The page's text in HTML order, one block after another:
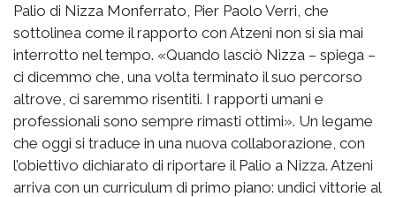
Palio di Nizza Monferrato, Pier Paolo Verri, che
sottolinea come il rapporto con Atzeni non si sia mai
interrotto nel tempo. «Quando lasciò Nizza – spiega –
ci dicemmo che, una volta terminato il suo percorso
altrove, ci saremmo risentiti. I rapporti umani e
professionali sono sempre rimasti ottimi». Un legame
che oggi si traduce in una nuova collaborazione, con
l’obiettivo dichiarato di riportare il Palio a Nizza. Atzeni
arriva con un curriculum di primo piano: undici vittorie al